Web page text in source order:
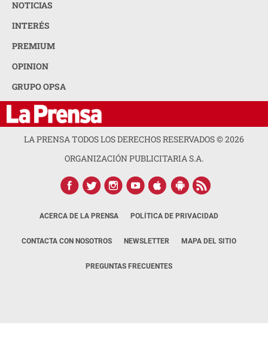
NOTICIAS
INTERÉS
PREMIUM
OPINION
GRUPO OPSA
LA PRENSA TODOS LOS DERECHOS RESERVADOS ©2026
ORGANIZACIÓN PUBLICITARIA S.A.
ACERCA DE LA PRENSA POLÍTICA DE PRIVACIDAD
CONTACTA CON NOSOTROS NEWSLETTER MAPA DEL SITIO
PREGUNTAS FRECUENTES